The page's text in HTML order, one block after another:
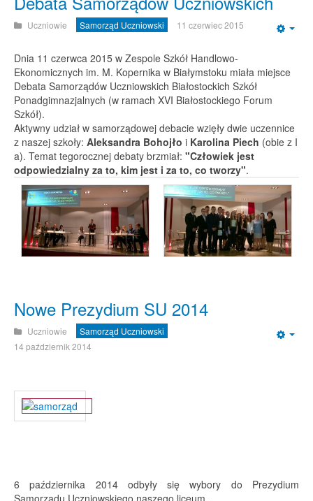
Uczniowie Samorząd Uczniowski 11 czerwiec 2015
Dnia 11 czerwca 2015 w Zespole Szkół Handlowo-
Ekonomicznych im. M. Kopernika w Białymstoku miała miejsce
Debata Samorządów Uczniowskich Białostockich Szkół
Ponadgimnazjalnych (w ramach XVI Białostockiego Forum
Szkół).
Aktywny udział w samorządowej debacie wzięły dwie uczennice
z naszej szkoły: Aleksandra Bohojło i Karolina Piech (obie z I
a). Temat tegorocznej debaty brzmiał: "Człowiek jest
odpowiedzialny za to, kim jest i za to, co tworzy".
Nowe Prezydium SU 2014
Uczniowie
Samorząd Uczniowski
14 październik 2014
6 października 2014 odbyły się wybory do Prezydium
Samorządu Uczniowskiego naszego liceum.